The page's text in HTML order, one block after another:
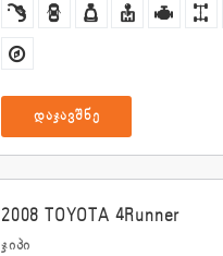
დაჯავშნე
2008 TOYOTA 4Runner
ჯიპი